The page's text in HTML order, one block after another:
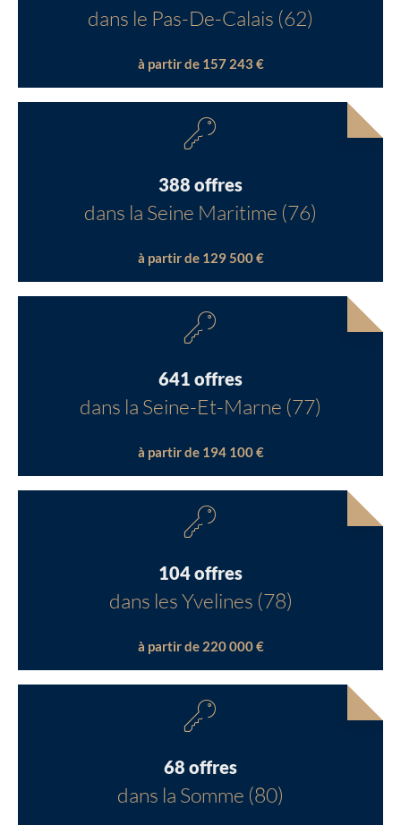
dans le Pas-De-Calais (62)
à partir de 157 243 €
388 offres
dans la Seine Maritime (76)
à partir de 129 500 €
641 offres
dans la Seine-Et-Marne (77)
à partir de 194 100 €
104 offres
dans les Yvelines (78)
à partir de 220 000 €
68 offres
dans la Somme (80)